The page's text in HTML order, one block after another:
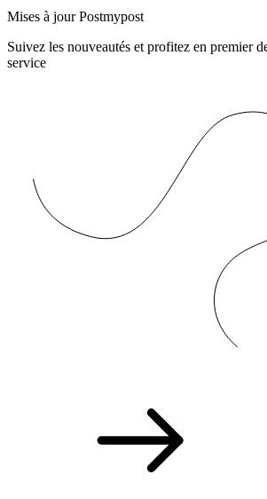
Mises à jour Postmypost
Suivez les nouveautés et profitez en premier
service